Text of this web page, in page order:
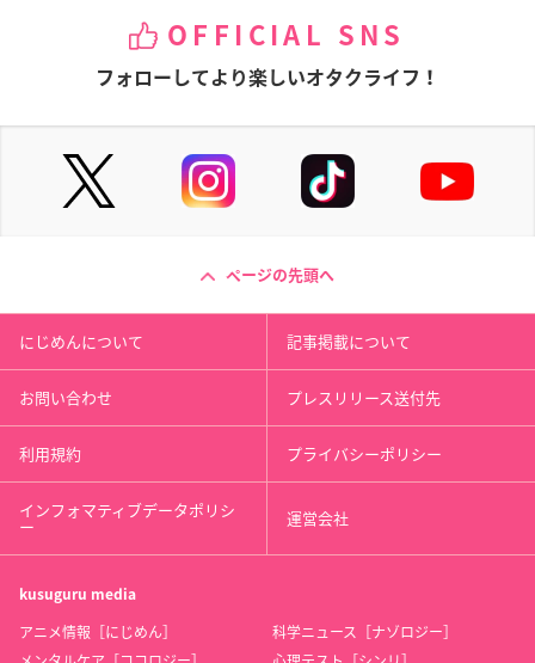
OFFICIAL SNS
フォローしてより楽しいオタクライフ！
ページの先頭へ
にじめんについて 記事掲載について
お問い合わせ プレスリリース送付先
利用規約 プライバシーポリシー
インフォマティブデータポリシ
ー 運営会社
kusuguru media
アニメ情報［にじめん］
科学ニュース［ナゾロジー］